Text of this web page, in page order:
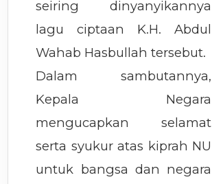
seiring dinyanyikannya
lagu ciptaan K.H. Abdul
Wahab Hasbullah tersebut.
Dalam sambutannya,
Kepala Negara
mengucapkan selamat
serta syukur atas kiprah NU
untuk bangsa dan negara